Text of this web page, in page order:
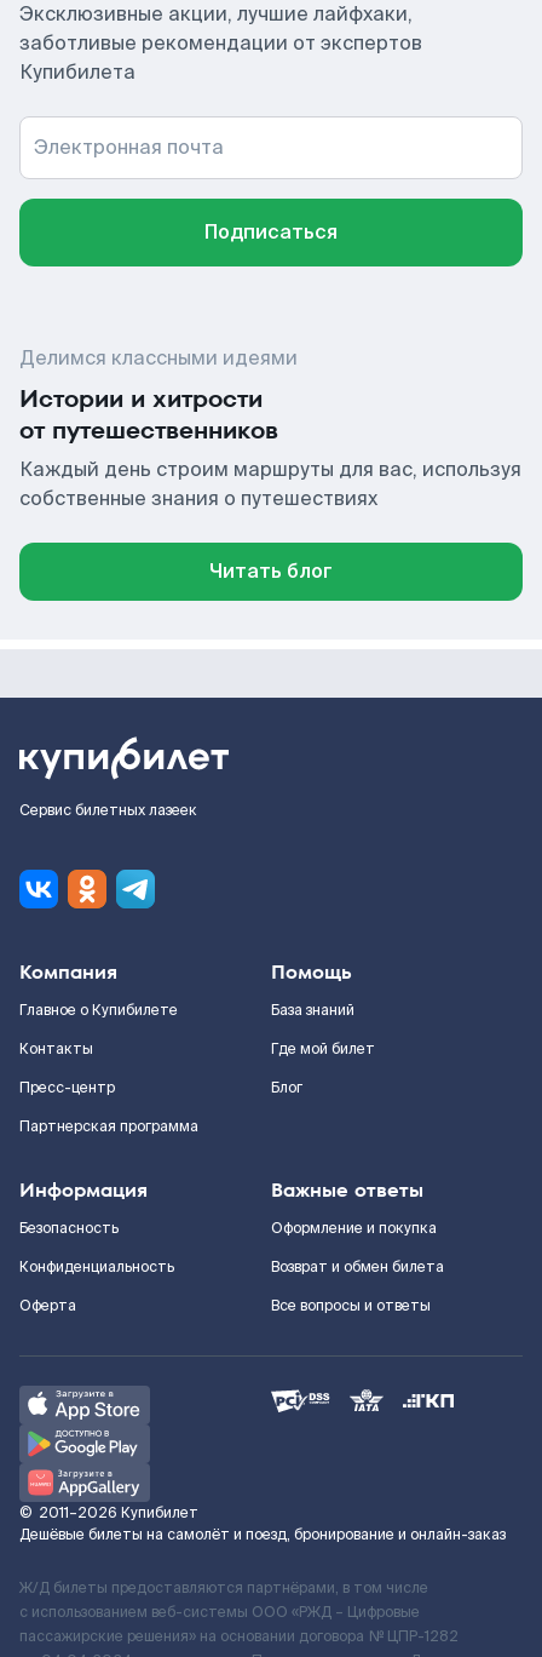
Эксклюзивные акции, лучшие лайфхаки,
заботливые рекомендации от экспертов
Купибилета
Электронная почта
Подписаться
Делимся классными идеями
Истории и хитрости
от путешественников
Каждый день строим маршруты для вас, используя
собственные знания о путешествиях
Читать блог
Сервис билетных лазеек
Компания
Главное о Купибилете
Контакты
Пресс-центр
Партнерская программа
Помощь
База знаний
Где мой билет
Блог
Информация
Безопасность
Конфиденциальность
Оферта
Важные ответы
Оформление и покупка
Возврат и обмен билета
Все вопросы и ответы
© 2011–2026 Купибилет
Дешёвые билеты на самолёт и поезд, бронирование и онлайн-заказ
Ж/Д билеты предоставляются партнёрами, в том числе
с использованием веб-системы ООО «РЖД – Цифровые
пассажирские решения» на основании договора № ЦПР-1282